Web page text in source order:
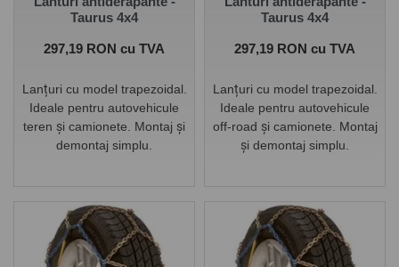
Taurus 4x4
Pret
297,19 RON cu TVA
Lanțuri cu model trapezoidal.
Ideale pentru autovehicule
teren și camionete. Montaj și
demontaj simplu.
Taurus 4x4
Pret
297,19 RON cu TVA
Lanțuri cu model trapezoidal.
Ideale pentru autovehicule
off-road și camionete. Montaj
și demontaj simplu.